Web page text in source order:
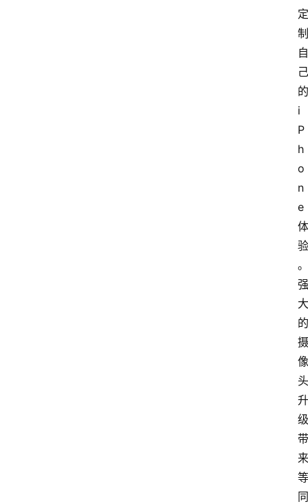
定
制
自
己
的
i
P
h
o
n
e
体
验
。
强
大
的
摄
像
头
升
级
带
来
等
同